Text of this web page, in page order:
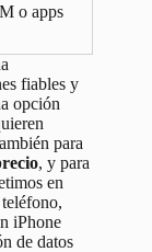
o apps
fiables y
opción
para
, y para
en
iPhone
de datos